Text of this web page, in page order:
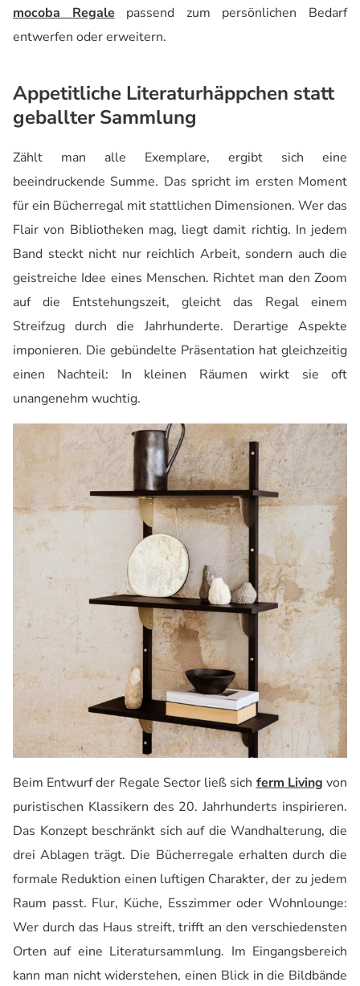
mocoba Regale passend zum persönlichen Bedarf
entwerfen oder erweitern.
Appetitliche Literaturhäppchen statt
geballter Sammlung
Zählt man alle Exemplare, ergibt sich eine
beeindruckende Summe. Das spricht im ersten Moment
für ein Bücherregal mit stattlichen Dimensionen. Wer das
Flair von Bibliotheken mag, liegt damit richtig. In jedem
Band steckt nicht nur reichlich Arbeit, sondern auch die
geistreiche Idee eines Menschen. Richtet man den Zoom
auf die Entstehungszeit, gleicht das Regal einem
Streifzug durch die Jahrhunderte. Derartige Aspekte
imponieren. Die gebündelte Präsentation hat gleichzeitig
einen Nachteil: In kleinen Räumen wirkt sie oft
unangenehm wuchtig.
Beim Entwurf der Regale Sector ließ sich ferm Living von
puristischen Klassikern des 20. Jahrhunderts inspirieren.
Das Konzept beschränkt sich auf die Wandhalterung, die
drei Ablagen trägt. Die Bücherregale erhalten durch die
formale Reduktion einen luftigen Charakter, der zu jedem
Raum passt. Flur, Küche, Esszimmer oder Wohnlounge:
Wer durch das Haus streift, trifft an den verschiedensten
Orten auf eine Literatursammlung. Im Eingangsbereich
kann man nicht widerstehen, einen Blick in die Bildbände